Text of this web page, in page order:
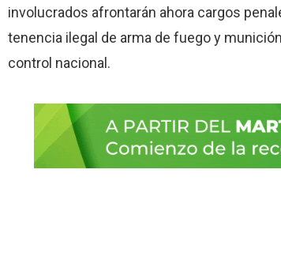
involucrados afrontarán ahora cargos
tenencia ilegal de arma de fuego y
control nacional.